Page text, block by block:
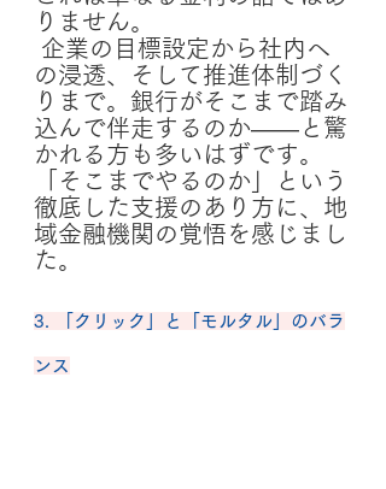
りません。
の浸透、そして推進体制づく
りまで。銀行がそこまで踏み
込んで伴走するのか——と驚
かれる方も多いはずです。
「そこまでやるのか」という
徹底した支援のあり方に、地
域金融機関の覚悟を感じまし
た。
3. 「クリック」と「モルタル」のバラ
ンス